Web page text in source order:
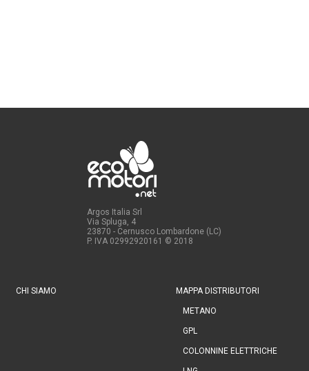
Argos Italia Srl
Via Spluga, 4
23870 - Cernusco Lombardone (LC)
P. IVA 02992920161 © 2018
CHI SIAMO MAPPA DISTRIBUTORI
METANO
GPL
COLONNINE ELETTRICHE